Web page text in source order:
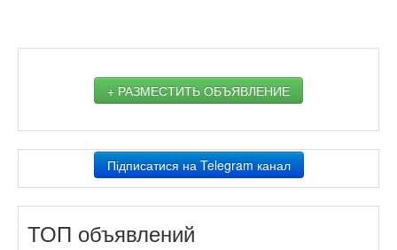
+ РАЗМЕСТИТЬ ОБЪЯВЛЕНИЕ
Підписатися на Telegram канал
ТОП объявлений